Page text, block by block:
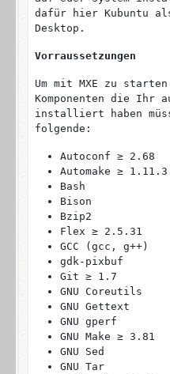
dafür hier Kubuntu
Desktop.
Vorraussetzungen
Um mit MXE zu
Komponenten die Ihr
installiert haben
folgende:
Autoconf ≥ 2.68
Automake ≥ 1.11.3
Bash
Bison
Bzip2
Flex ≥ 2.5.31
GCC (gcc, g++)
gdk-pixbuf
Git ≥ 1.7
GNU Coreutils
GNU Gettext
GNU gperf
GNU Make ≥ 3.81
GNU Sed
GNU Tar